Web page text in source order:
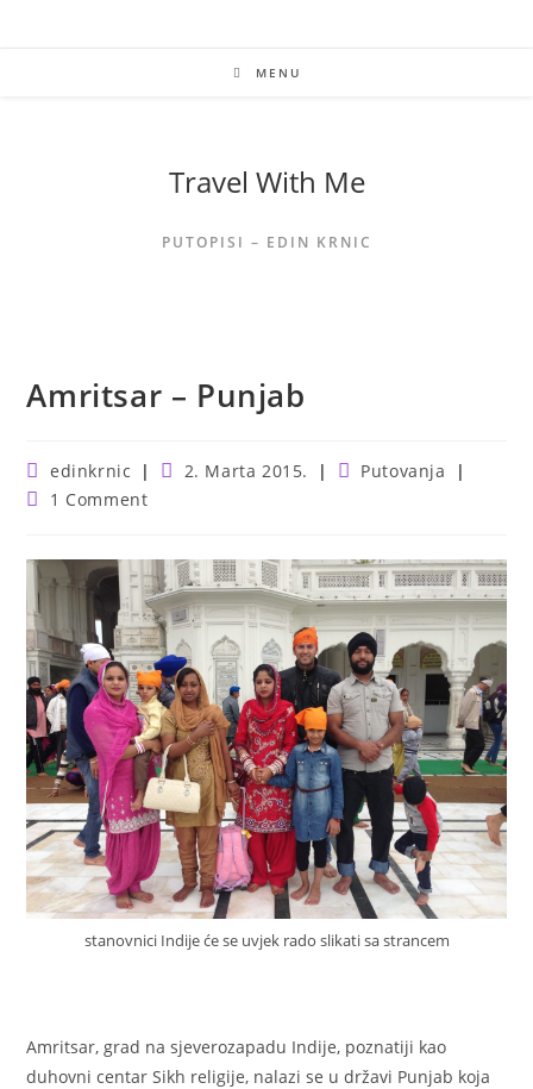
MENU
Travel With Me
PUTOPISI – EDIN KRNIC
Amritsar – Punjab
Post
author:
edinkrnic
Post2. Marta 2015.
PostPutovanja
Post1 Comment
stanovnici Indije će se uvjek rado slikati sa strancem
Amritsar, grad na sjeverozapadu Indije, poznatiji kao
duhovni centar Sikh religije, nalazi se u državi Punjab koja